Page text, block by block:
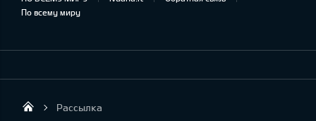
По всему миру
KIA AUTO AS
Рассылка